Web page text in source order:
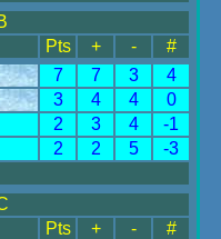
Pts + -
#
7 7 3
4
3 4 4
0
2 3 4
-1
2 2 5 -3
Pts + -
#